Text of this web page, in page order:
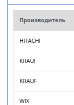
Производитель
HITACHI
KRAUF
KRAUF
WIX